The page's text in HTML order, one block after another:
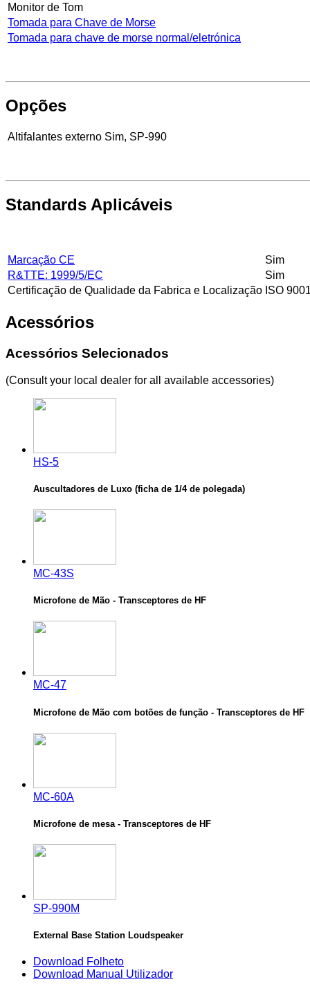
Monitor de Tom
Tomada para Chave de Morse
Tomada para chave de morse normal/eletrónica
Opções
Altifalantes externo Sim, SP-990
Standards Aplicáveis
Marcação CE
Sim
R&TTE: 1999/5/EC
Sim
Certificação de Qualidade da Fabrica e Localização ISO
Acessórios
Acessórios Selecionados
(Consult your local dealer for all available accessories)
HS-5
Auscultadores de Luxo (ficha de 1/4 de polegada)
MC-43S
Microfone de Mão - Transceptores de HF
MC-47
Microfone de Mão com botões de função - Transceptores de HF
MC-60A
Microfone de mesa - Transceptores de HF
SP-990M
External Base Station Loudspeaker
Download Folheto
Download Manual Utilizador